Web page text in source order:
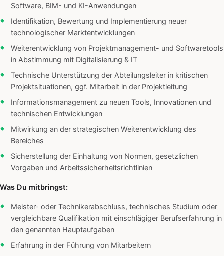
Software, BIM- und KI-Anwendungen
Identifikation, Bewertung und Implementierung neuer
technologischer Marktentwicklungen
Weiterentwicklung von Projektmanagement- und Softwaretools
in Abstimmung mit Digitalisierung & IT
Technische Unterstützung der Abteilungsleiter in kritischen
Projektsituationen, ggf. Mitarbeit in der Projektleitung
Informationsmanagement zu neuen Tools, Innovationen und
technischen Entwicklungen
Mitwirkung an der strategischen Weiterentwicklung des
Bereiches
Sicherstellung der Einhaltung von Normen, gesetzlichen
Vorgaben und Arbeitssicherheitsrichtlinien
Was Du mitbringst:
Meister- oder Technikerabschluss, technisches Studium oder
vergleichbare Qualifikation mit einschlägiger Berufserfahrung in
den genannten Hauptaufgaben
Erfahrung in der Führung von Mitarbeitern